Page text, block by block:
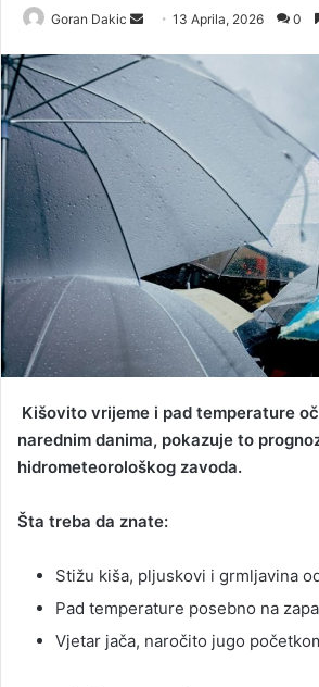
Goran Dakic
d
a
e
m
a
l
13 Aprila, 2026 0
Kišovito vrijeme i pad temperature
narednim danima, pokazuje to
hidrometeorološkog zavoda.
Šta treba da znate:
Stižu kiša, pljuskovi i grmljavina
Pad temperature posebno na
Vjetar jača, naročito jugo